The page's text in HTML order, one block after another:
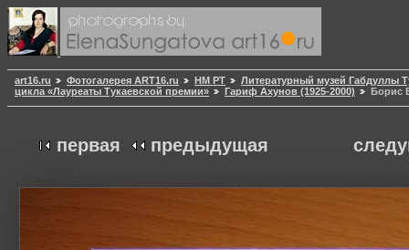
art16.ru Фотогалерея ART16.ru НМ РТ
Литературный музей Габдуллы
цикла «Лауреаты Тукаевской премии»
Гариф Ахунов (1925-2000) Борис
первая предыдущая